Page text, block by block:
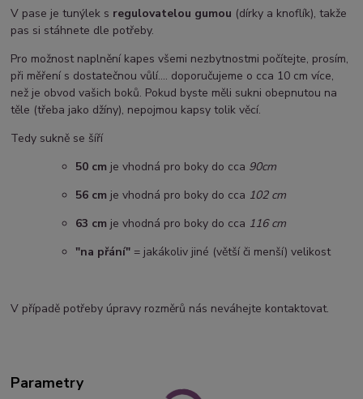
V pase je tunýlek s regulovatelou gumou (dírky a knoflík), takže
pas si stáhnete dle potřeby.
Pro možnost naplnění kapes všemi nezbytnostmi počítejte, prosím,
při měření s dostatečnou vůlí.... doporučujeme o cca 10 cm více,
než je obvod vašich boků. Pokud byste měli sukni obepnutou na
těle (třeba jako džíny), nepojmou kapsy tolik věcí.
Tedy sukně se šíří
50 cm je vhodná pro boky do cca 90cm
56 cm je vhodná pro boky do cca 102 cm
63 cm je vhodná pro boky do cca 116 cm
"na přání" = jakákoliv jiné (větší či menší) velikost
V případě potřeby úpravy rozměrů nás neváhejte kontaktovat.
Parametry